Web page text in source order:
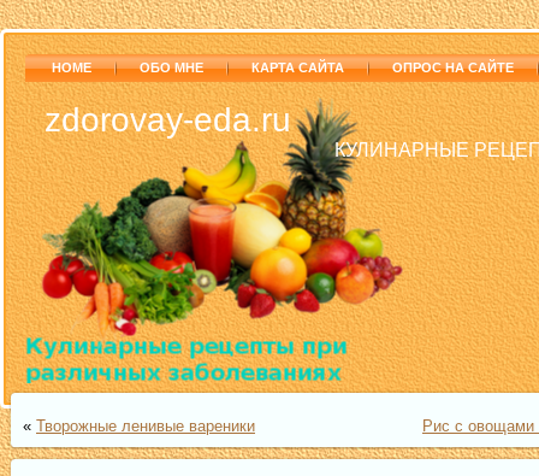
HOME ОБО МНЕ КАРТА САЙТА ОПРОС НА САЙТЕ
zdorovay-eda.ru
КУЛИНАРНЫЕ
« Творожные ленивые вареники Рис с овощами